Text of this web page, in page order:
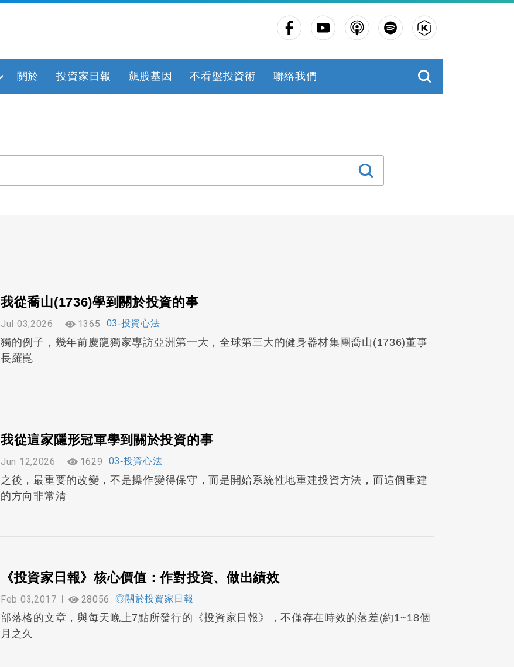
關於 投資家日報 飆股基因 不看盤投資術 聯絡我們
我從喬山(1736)學到關於投資的事
Jul 03,2026 1365 03-投資心法
獨的例子，幾年前慶龍獨家專訪亞洲第一大，全球第三大的健身器材集團喬山(1736)董事
長羅崑
我從這家隱形冠軍學到關於投資的事
Jun 12,2026 1629 03-投資心法
之後，最重要的改變，不是操作變得保守，而是開始系統性地重建投資方法，而這個重建
的方向非常清
《投資家日報》核心價值：作對投資、做出績效
Feb 03,2017 28056 ◎關於投資家日報
部落格的文章，與每天晚上7點所發行的《投資家日報》，不僅存在時效的落差(約1~18個
月之久